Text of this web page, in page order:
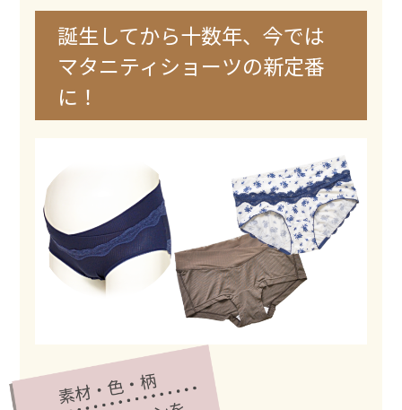
誕生してから十数年、今では
マタニティショーツの新定番
に！